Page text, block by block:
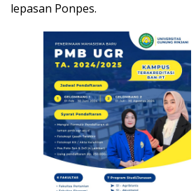
lepasan Ponpes.